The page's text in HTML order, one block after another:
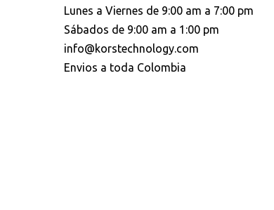
Lunes a Viernes de 9:00 am a 7:00 pm
Sábados de 9:00 am a 1:00 pm
info@korstechnology.com
Envios a toda Colombia